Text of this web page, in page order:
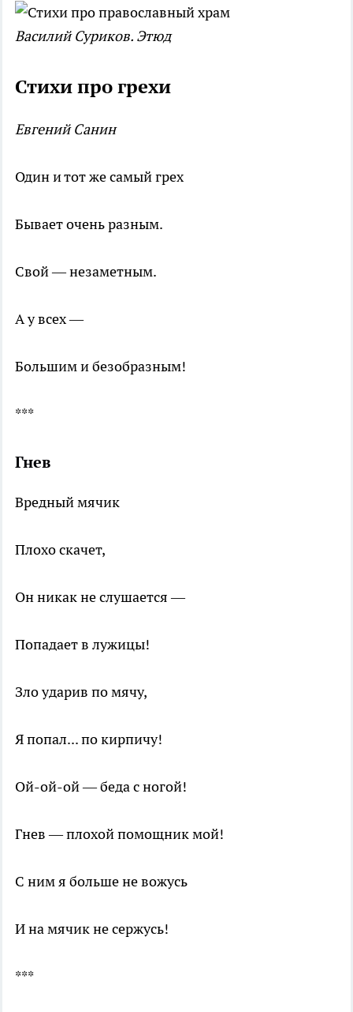
Василий Суриков. Этюд
Стихи про грехи
Евгений Санин
Один и тот же самый грех
Бывает очень разным.
Свой — незаметным.
А у всех —
Большим и безобразным!
***
Гнев
Вредный мячик
Плохо скачет,
Он никак не слушается —
Попадает в лужицы!
Зло ударив по мячу,
Я попал... по кирпичу!
Ой-ой-ой — беда с ногой!
Гнев — плохой помощник мой!
С ним я больше не вожусь
И на мячик не сержусь!
***